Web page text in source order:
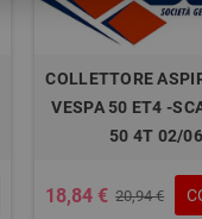
COLLETTORE
VESPA 50 ET4 -
50 4T 02/06
18,84 € 20,94 €